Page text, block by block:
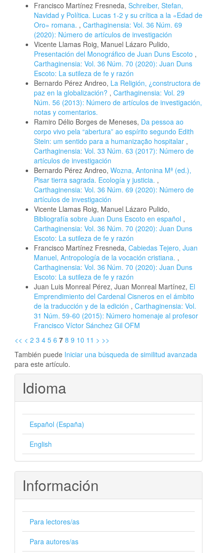
Francisco Martínez Fresneda, Schreiber, Stefan,
Navidad y Política. Lucas 1-2 y su crítica a la «Edad de
Oro» romana. , Carthaginensia: Vol. 36 Núm. 69
(2020): Número de artículos de investigación
Vicente Llamas Roig, Manuel Lázaro Pulido,
Presentación del Monográfico de Juan Duns Escoto ,
Carthaginensia: Vol. 36 Núm. 70 (2020): Juan Duns
Escoto: La sutileza de fe y razón
Bernardo Pérez Andreo, La Religión, ¿constructora de
paz en la globalización? , Carthaginensia: Vol. 29
Núm. 56 (2013): Número de artículos de investigación,
notas y comentarios.
Ramiro Délio Borges de Meneses, Da pessoa ao
corpo vivo pela “abertura” ao espírito segundo Edith
Stein: um sentido para a humanização hospitalar ,
Carthaginensia: Vol. 33 Núm. 63 (2017): Número de
artículos de investigación
Bernardo Pérez Andreo, Wozna, Antonina Mª (ed.),
Pisar tierra sagrada. Ecología y justicia. ,
Carthaginensia: Vol. 36 Núm. 69 (2020): Número de
artículos de investigación
Vicente Llamas Roig, Manuel Lázaro Pulido,
Bibliografía sobre Juan Duns Escoto en español ,
Carthaginensia: Vol. 36 Núm. 70 (2020): Juan Duns
Escoto: La sutileza de fe y razón
Francisco Martínez Fresneda, Cabiedas Tejero, Juan
Manuel, Antropología de la vocación cristiana. ,
Carthaginensia: Vol. 36 Núm. 70 (2020): Juan Duns
Escoto: La sutileza de fe y razón
Juan Luis Monreal Pérez, Juan Monreal Martínez, El
Emprendimiento del Cardenal Cisneros en el ámbito
de la traducción y de la edición , Carthaginensia: Vol.
31 Núm. 59-60 (2015): Número homenaje al profesor
Francisco Víctor Sánchez Gil OFM
<< < 2 3 4 5 6 7 8 9 10 11 > >>
También puede Iniciar una búsqueda de similitud avanzada
para este artículo.
Idioma
Español (España)
English
Información
Para lectores/as
Para autores/as